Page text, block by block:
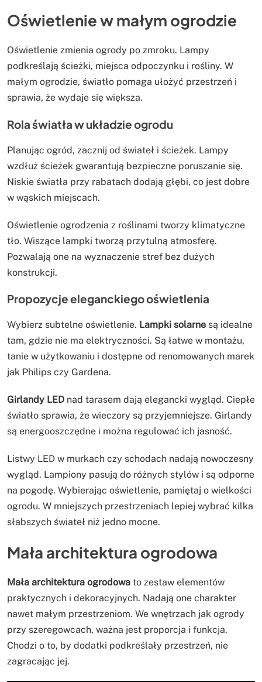
Oświetlenie w małym ogrodzie
Oświetlenie zmienia ogrody po zmroku. Lampy
podkreślają ścieżki, miejsca odpoczynku i rośliny. W
małym ogrodzie, światło pomaga ułożyć przestrzeń i
sprawia, że wydaje się większa.
Rola światła w układzie ogrodu
Planując ogród, zacznij od świateł i ścieżek. Lampy
wzdłuż ścieżek gwarantują bezpieczne poruszanie się.
Niskie światła przy rabatach dodają głębi, co jest dobre
w wąskich miejscach.
Oświetlenie ogrodzenia z roślinami tworzy klimatyczne
tło. Wiszące lampki tworzą przytulną atmosferę.
Pozwalają one na wyznaczenie stref bez dużych
konstrukcji.
Propozycje eleganckiego oświetlenia
Wybierz subtelne oświetlenie. Lampki solarne są idealne
tam, gdzie nie ma elektryczności. Są łatwe w montażu,
tanie w użytkowaniu i dostępne od renomowanych marek
jak Philips czy Gardena.
Girlandy LED nad tarasem dają elegancki wygląd. Ciepłe
światło sprawia, że wieczory są przyjemniejsze. Girlandy
są energooszczędne i można regulować ich jasność.
Listwy LED w murkach czy schodach nadają nowoczesny
wygląd. Lampiony pasują do różnych stylów i są odporne
na pogodę. Wybierając oświetlenie, pamiętaj o wielkości
ogrodu. W mniejszych przestrzeniach lepiej wybrać kilka
słabszych świateł niż jedno mocne.
Mała architektura ogrodowa
Mała architektura ogrodowa to zestaw elementów
praktycznych i dekoracyjnych. Nadają one charakter
nawet małym przestrzeniom. We wnętrzach jak ogrody
przy szeregowcach, ważna jest proporcja i funkcja.
Chodzi o to, by dodatki podkreślały przestrzeń, nie
zagracając jej.